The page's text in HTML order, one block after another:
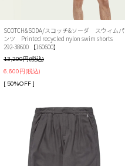
SCOTCH&SODA/スコッチ&ソーダ スウィムパ
ンツ Printed recycled nylon swim shorts
292-38600 【160600】
13,200円(税込)
6,600円(税込)
[ 50%OFF ]